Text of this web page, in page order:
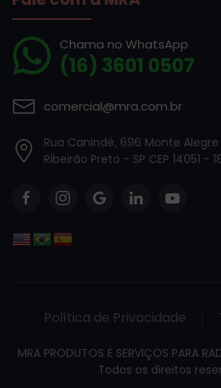
Chama no WhatsApp
(16) 3601 0507
comercial@mra.com.br
Rua Canindé, 696 Monte Alegre
Ribeirão Preto - SP CEP 14051 -
Política de Privacidade
MRA PRODUTOS E SERVIÇOS PARA
Todos os direitos